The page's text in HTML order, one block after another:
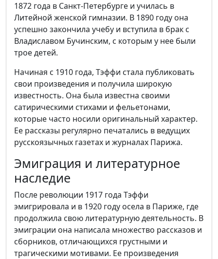
1872 года в Санкт-Петербурге и училась в
Литейной женской гимназии. В 1890 году она
успешно закончила учебу и вступила в брак с
Владиславом Бучинским, с которым у нее были
трое детей.
Начиная с 1910 года, Тэффи стала публиковать
свои произведения и получила широкую
известность. Она была известна своими
сатирическими стихами и фельетонами,
которые часто носили оригинальный характер.
Ее рассказы регулярно печатались в ведущих
русскоязычных газетах и журналах Парижа.
Эмиграция и литературное
наследие
После революции 1917 года Тэффи
эмигрировала и в 1920 году осела в Париже, где
продолжила свою литературную деятельность. В
эмиграции она написала множество рассказов и
сборников, отличающихся грустными и
трагическими мотивами. Ее произведения